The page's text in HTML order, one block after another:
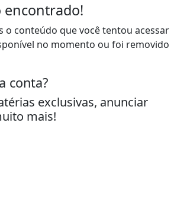
encontrado!
o conteúdo que você tentou acessar
no momento ou foi removido
conta?
exclusivas, anunciar
mais!